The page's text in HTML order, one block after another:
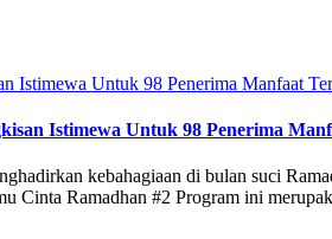
Istimewa Untuk 98 Penerima
kebahagiaan di bulan suci
Cinta Ramadhan #2 Program ini